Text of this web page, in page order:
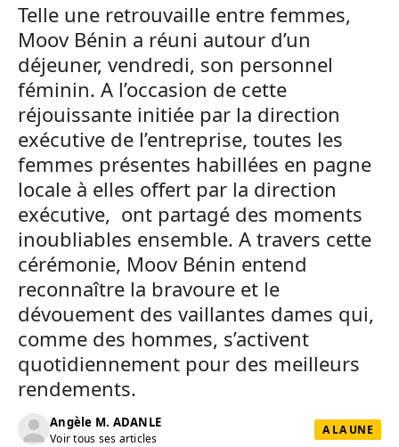
Telle une retrouvaille entre femmes,
Moov Bénin a réuni autour d’un
déjeuner, vendredi, son personnel
féminin. A l’occasion de cette
réjouissante initiée par la direction
exécutive de l’entreprise, toutes les
femmes présentes habillées en pagne
locale à elles offert par la direction
exécutive, ont partagé des moments
inoubliables ensemble. A travers cette
cérémonie, Moov Bénin entend
reconnaître la bravoure et le
dévouement des vaillantes dames qui,
comme des hommes, s’activent
quotidiennement pour des meilleurs
rendements.
Angèle M. ADANLE
Voir tous ses articles
A LA UNE